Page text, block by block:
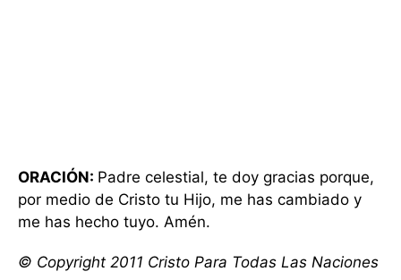
ORACIÓN: Padre celestial, te doy gracias porque,
por medio de Cristo tu Hijo, me has cambiado y
me has hecho tuyo. Amén.
© Copyright 2011 Cristo Para Todas Las Naciones